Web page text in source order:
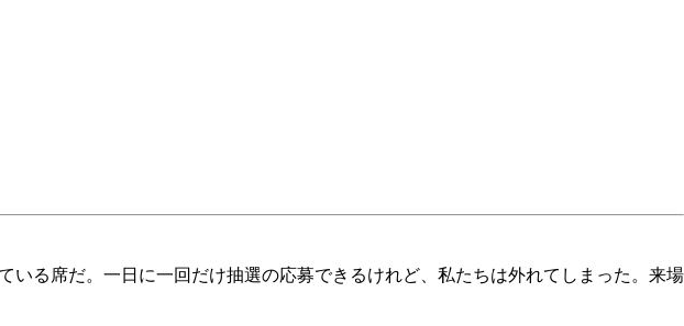
る席だ。一日に一回だけ抽選の応募できるけれど、私たちは外れてしまった。来場